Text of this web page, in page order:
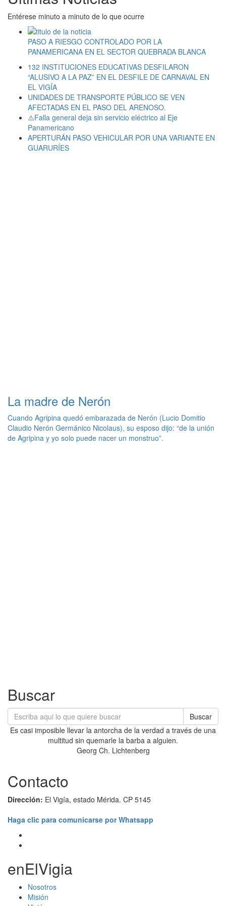
Entérese minuto a minuto de lo que ocurre
PASO A RIESGO CONTROLADO POR LA
PANAMERICANA EN EL SECTOR QUEBRADA BLANCA
132 INSTITUCIONES EDUCATIVAS DESFILARON
“ALUSIVO A LA PAZ” EN EL DESFILE DE CARNAVAL EN
EL VIGÍA
UNIDADES DE TRANSPORTE PÚBLICO SE VEN
AFECTADAS EN EL PASO DEL ARENOSO.
⚠️Falla general deja sin servicio eléctrico al Eje
Panamericano
APERTURÁN PASO VEHICULAR POR UNA VARIANTE EN
GUARURÍES
La madre de Nerón
Cuando Agripina quedó embarazada de Nerón (Lucio Domitio
Claudio Nerón Germánico Nicolaus), su esposo dijo: “de la unión
de Agripina y yo solo puede nacer un monstruo”.
Buscar
Buscar
Es casi imposible llevar la antorcha de la verdad a través de una
multitud sin quemarle la barba a alguien.
Georg Ch. Lichtenberg
Contacto
Dirección: El Vigía, estado Mérida. CP 5145
Haga clic para comunicarse por Whatsapp
enElVigia
Nosotros
Misión